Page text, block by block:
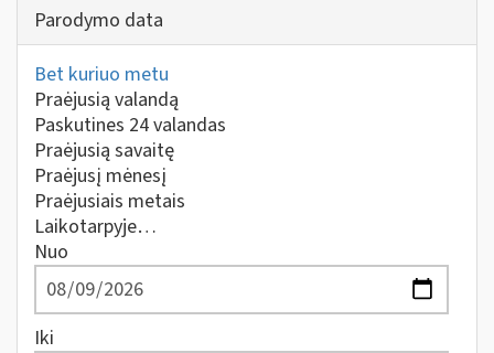
Parodymo data
Bet kuriuo metu
Praėjusią valandą
Paskutines 24 valandas
Praėjusią savaitę
Praėjusį mėnesį
Praėjusiais metais
Laikotarpyje…
Nuo
Iki